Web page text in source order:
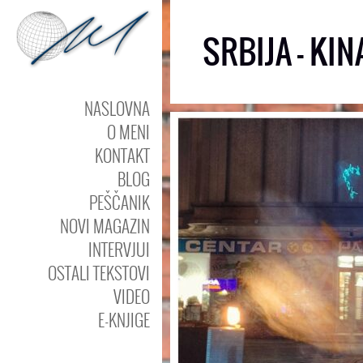
NASLOVNA
O MENI
KONTAKT
BLOG
PEŠČANIK
NOVI MAGAZIN
INTERVJUI
OSTALI TEKSTOVI
VIDEO
E-KNJIGE
SRBIJA –